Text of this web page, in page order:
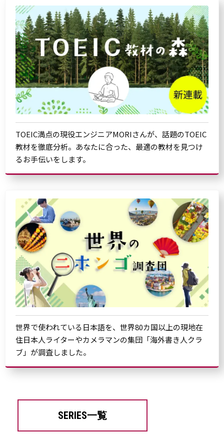
TOEIC満点の現役エンジニアMORIさんが、話題のTOEIC
教材を徹底分析。あなたに合った、最適の教材を見つけ
るお手伝いをします。
世界で使われている日本語を、世界80カ国以上の現地在
住日本人ライターやカメラマンの集団「海外書き人クラ
ブ」が調査しました。
SERIES一覧